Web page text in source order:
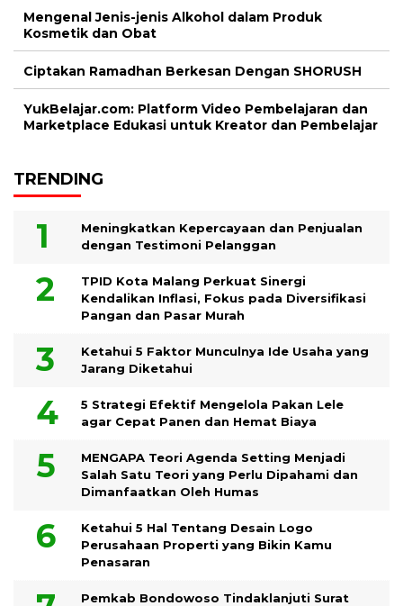
Mengenal Jenis-jenis Alkohol dalam Produk
Kosmetik dan Obat
Ciptakan Ramadhan Berkesan Dengan SHORUSH
YukBelajar.com: Platform Video Pembelajaran dan
Marketplace Edukasi untuk Kreator dan Pembelajar
TRENDING
Meningkatkan Kepercayaan dan Penjualan
dengan Testimoni Pelanggan
TPID Kota Malang Perkuat Sinergi
Kendalikan Inflasi, Fokus pada Diversifikasi
Pangan dan Pasar Murah
Ketahui 5 Faktor Munculnya Ide Usaha yang
Jarang Diketahui
5 Strategi Efektif Mengelola Pakan Lele
agar Cepat Panen dan Hemat Biaya
MENGAPA Teori Agenda Setting Menjadi
Salah Satu Teori yang Perlu Dipahami dan
Dimanfaatkan Oleh Humas
Ketahui 5 Hal Tentang Desain Logo
Perusahaan Properti yang Bikin Kamu
Penasaran
Pemkab Bondowoso Tindaklanjuti Surat